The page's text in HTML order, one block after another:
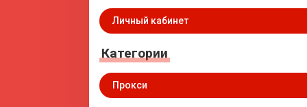
Личный кабинет
Категории
Прокси